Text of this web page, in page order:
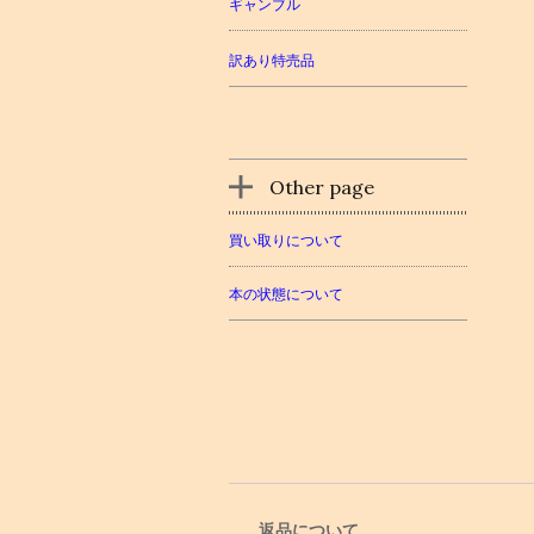
ギャンブル
訳あり特売品
Other page
買い取りについて
本の状態について